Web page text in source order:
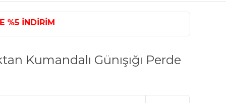
İNDİRİM
Kumandalı Günışığı Perde